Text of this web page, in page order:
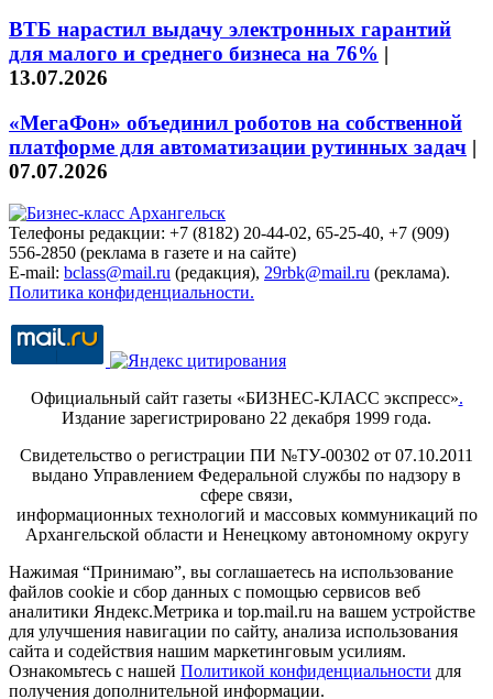
ВТБ нарастил выдачу электронных гарантий
для малого и среднего бизнеса на 76% |
13.07.2026
«МегаФон» объединил роботов на собственной
платформе для автоматизации рутинных задач |
07.07.2026
Телефоны редакции: +7 (8182) 20-44-02, 65-25-40, +7 (909)
556-2850 (реклама в газете и на сайте)
E-mail: bclass@mail.ru (редакция), 29rbk@mail.ru (реклама).
Политика конфиденциальности.
Официальный сайт газеты «БИЗНЕС-КЛАСС экспресс».
Издание зарегистрировано 22 декабря 1999 года.
Свидетельство о регистрации ПИ №ТУ-00302 от 07.10.2011
выдано Управлением Федеральной службы по надзору в
сфере связи,
информационных технологий и массовых коммуникаций по
Архангельской области и Ненецкому автономному округу
Нажимая “Принимаю”, вы соглашаетесь на использование
файлов cookie и сбор данных с помощью сервисов веб
аналитики Яндекс.Метрика и top.mail.ru на вашем устройстве
для улучшения навигации по сайту, анализа использования
сайта и содействия нашим маркетинговым усилиям.
Ознакомьтесь с нашей Политикой конфиденциальности для
получения дополнительной информации.